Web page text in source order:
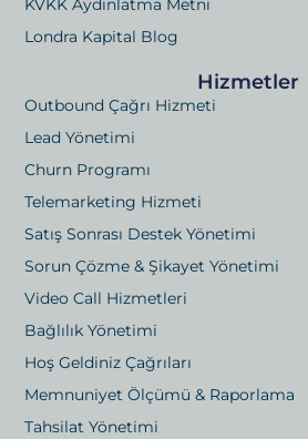
Hizmetler
Outbound Çağrı Hizmeti
Lead Yönetimi
Churn Programı
Telemarketing Hizmeti
Satış Sonrası Destek Yönetimi
Sorun Çözme & Şikayet Yönetimi
Video Call Hizmetleri
Bağlılık Yönetimi
Hoş Geldiniz Çağrıları
Memnuniyet Ölçümü & Raporlama
Tahsilat Yönetimi
KVKK Aydınlatma Metni
Londra Kapital Blog